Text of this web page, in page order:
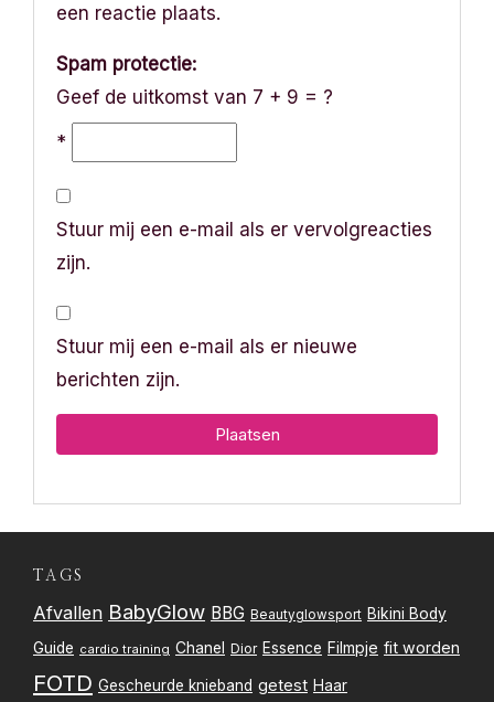
een reactie plaats.
Spam protectie:
Geef de uitkomst van 7 + 9 = ?
*
Stuur mij een e-mail als er vervolgreacties
zijn.
Stuur mij een e-mail als er nieuwe
berichten zijn.
TAGS
Afvallen BabyGlow BBG Beautyglowsport Bikini Body
Guide cardio training Chanel Dior Essence Filmpje fit worden
FOTD Gescheurde knieband getest Haar